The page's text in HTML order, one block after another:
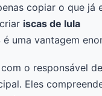
copiar o que já
iscas de lula
é uma vantagem
o responsável
Eles